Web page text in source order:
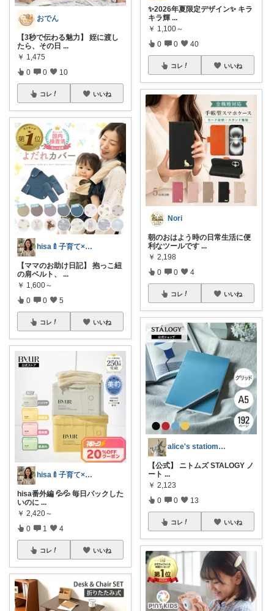
おでん
【3秒で伝わる魅力】 姪に渡し
たら、その日 ...
￥ 1,475
0 0 10
コレ いいね
hisa🍼子育て×大人可愛いお気に入り
【ママのお助け日記】 抱っこ紐
の肩ベルト、
...
￥ 1,600～
0 0 5
コレ いいね
hisa🍼子育て×大人可愛いお気に入り
hisa番外編 💦💦 毎日パックした
いのに ...
￥ 2,420～
0 1 4
コレ いいね
✨2026年夏限定デザイン✨ キラ
キラ輝 ...
￥ 1,100～
0 0 40
コレ いいね
Nori
朝のおはよう時の日常生活に便
利なツールです ...
￥ 2,198
0 0 4
コレ いいね
alice's statiomery
【公式】 ニトムズ STALOGY ノ
ート ...
￥ 2,123
0 0 13
コレ いいね